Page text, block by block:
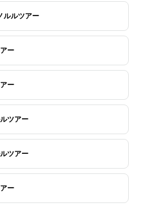
ルルツアー
ー
ー
ツアー
ツアー
ー